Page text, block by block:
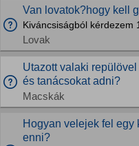
Van lovatok?hogy kell
Kiváncsiságból kérdezem
Lovak
Utazott valaki
és tanácsokat adni?
Macskák
Hogyan velejek fel egy
enni?